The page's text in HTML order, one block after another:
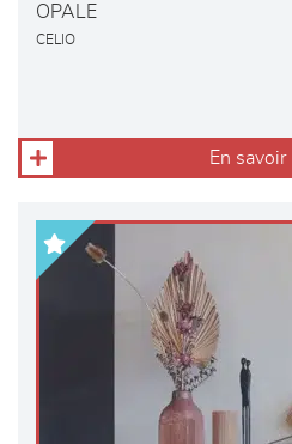
OPALE
CELIO
En savoir